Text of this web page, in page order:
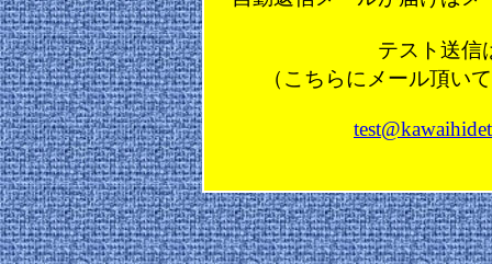
テスト送信
（こちらにメール頂い